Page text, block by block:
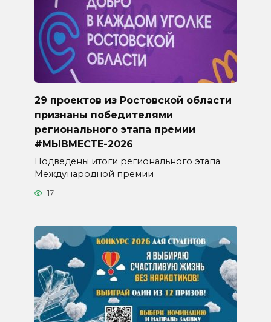
29 проектов из Ростовской области
признаны победителями
регионального этапа премии
#МЫВМЕСТЕ-2026
Подведены итоги регионального этапа
Международной премии
17